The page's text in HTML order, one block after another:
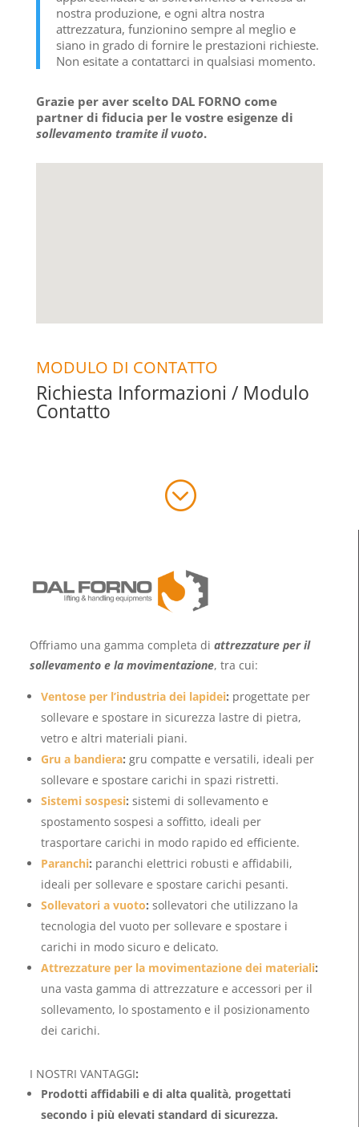
nostra produzione, e ogni altra nostra
attrezzatura, funzionino sempre al meglio e
siano in grado di fornire le prestazioni richieste.
Non esitate a contattarci in qualsiasi momento.
Grazie per aver scelto DAL FORNO come
partner di fiducia per le vostre esigenze di
sollevamento tramite il vuoto.
MODULO DI CONTATTO
Richiesta Informazioni / Modulo
Contatto
;
Offriamo una gamma completa di attrezzature per il
sollevamento e la movimentazione, tra cui:
Ventose per l’industria dei lapidei: progettate per
sollevare e spostare in sicurezza lastre di pietra,
vetro e altri materiali piani.
Gru a bandiera: gru compatte e versatili, ideali per
sollevare e spostare carichi in spazi ristretti.
Sistemi sospesi: sistemi di sollevamento e
spostamento sospesi a soffitto, ideali per
trasportare carichi in modo rapido ed efficiente.
Paranchi: paranchi elettrici robusti e affidabili,
ideali per sollevare e spostare carichi pesanti.
Sollevatori a vuoto: sollevatori che utilizzano la
tecnologia del vuoto per sollevare e spostare i
carichi in modo sicuro e delicato.
Attrezzature per la movimentazione dei materiali:
una vasta gamma di attrezzature e accessori per il
sollevamento, lo spostamento e il posizionamento
dei carichi.
I NOSTRI VANTAGGI:
Prodotti affidabili e di alta qualità, progettati
secondo i più elevati standard di sicurezza.